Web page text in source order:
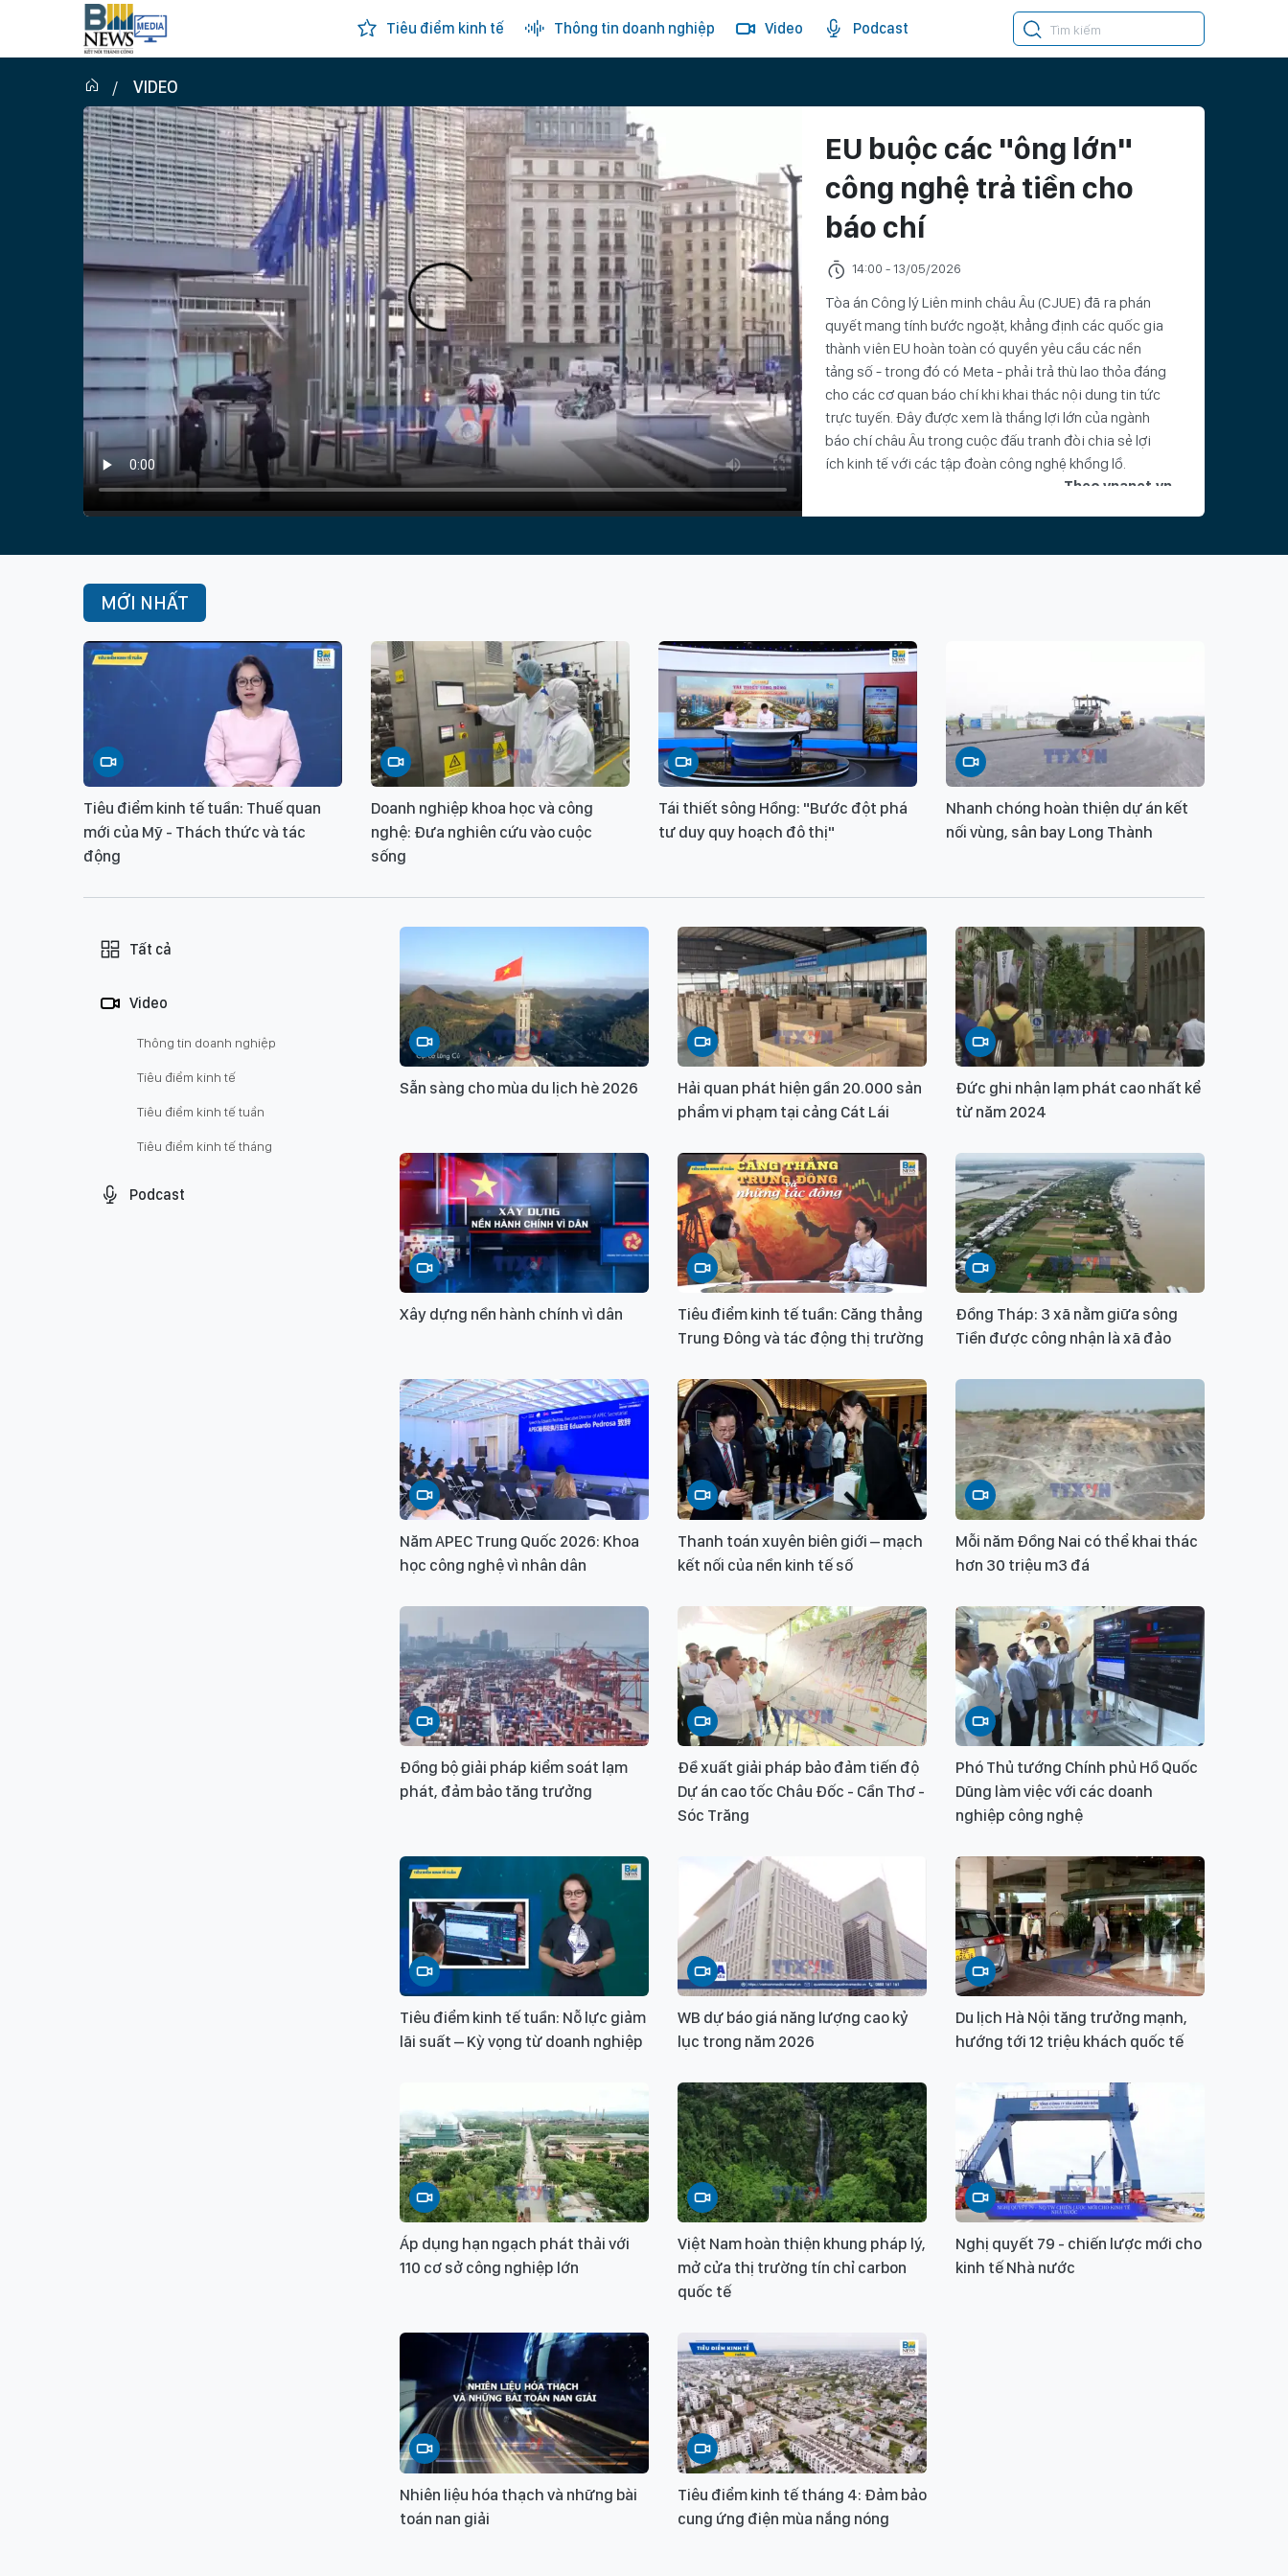
Tiêu điểm kinh tế Thông tin doanh nghiệp Video Podcast
VIDEO
EU buộc các "ông lớn"
công nghệ trả tiền cho
báo chí
14:00 - 13/05/2026
Tòa án Công lý Liên minh châu Âu (CJUE) đã ra phán
quyết mang tính bước ngoặt, khẳng định các quốc gia
thành viên EU hoàn toàn có quyền yêu cầu các nền
tảng số - trong đó có Meta - phải trả thù lao thỏa đáng
cho các cơ quan báo chí khi khai thác nội dung tin tức
trực tuyến. Đây được xem là thắng lợi lớn của ngành
báo chí châu Âu trong cuộc đấu tranh đòi chia sẻ lợi
ích kinh tế với các tập đoàn công nghệ khổng lồ.
Theo vnanet.vn
MỚI NHẤT
Tiêu điểm kinh tế tuần: Thuế quan
mới của Mỹ - Thách thức và tác
động
Doanh nghiệp khoa học và công
nghệ: Đưa nghiên cứu vào cuộc
sống
Tái thiết sông Hồng: "Bước đột phá
tư duy quy hoạch đô thị"
Nhanh chóng hoàn thiện dự án kết
nối vùng, sân bay Long Thành
Tất cả
Video
Thông tin doanh nghiệp
Tiêu điểm kinh tế
Tiêu điểm kinh tế tuần
Tiêu điểm kinh tế tháng
Podcast
Sẵn sàng cho mùa du lịch hè 2026
Hải quan phát hiện gần 20.000 sản
phẩm vi phạm tại cảng Cát Lái
Đức ghi nhận lạm phát cao nhất kể
từ năm 2024
Xây dựng nền hành chính vì dân
Tiêu điểm kinh tế tuần: Căng thẳng
Trung Đông và tác động thị trường
Đồng Tháp: 3 xã nằm giữa sông
Tiền được công nhận là xã đảo
Năm APEC Trung Quốc 2026: Khoa
học công nghệ vì nhân dân
Thanh toán xuyên biên giới – mạch
kết nối của nền kinh tế số
Mỗi năm Đồng Nai có thể khai thác
hơn 30 triệu m3 đá
Đồng bộ giải pháp kiểm soát lạm
phát, đảm bảo tăng trưởng
Đề xuất giải pháp bảo đảm tiến độ
Dự án cao tốc Châu Đốc - Cần Thơ -
Sóc Trăng
Phó Thủ tướng Chính phủ Hồ Quốc
Dũng làm việc với các doanh
nghiệp công nghệ
Tiêu điểm kinh tế tuần: Nỗ lực giảm
lãi suất – Kỳ vọng từ doanh nghiệp
WB dự báo giá năng lượng cao kỷ
lục trong năm 2026
Du lịch Hà Nội tăng trưởng mạnh,
hướng tới 12 triệu khách quốc tế
Áp dụng hạn ngạch phát thải với
110 cơ sở công nghiệp lớn
Việt Nam hoàn thiện khung pháp lý,
mở cửa thị trường tín chỉ carbon
quốc tế
Nghị quyết 79 - chiến lược mới cho
kinh tế Nhà nước
Nhiên liệu hóa thạch và những bài
toán nan giải
Tiêu điểm kinh tế tháng 4: Đảm bảo
cung ứng điện mùa nắng nóng